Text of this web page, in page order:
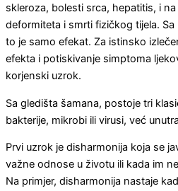
skleroza, bolesti srca, hepatitis, i
deformiteta i smrti fizičkog tijela.
to je samo efekat. Za istinsko
efekta i potiskivanje simptoma
korjenski uzrok.
Sa gledišta šamana, postoje tri
bakterije, mikrobi ili virusi, već
Prvi uzrok je disharmonija koja se
važne odnose u životu ili kada im
Na primjer, disharmonija nastaje